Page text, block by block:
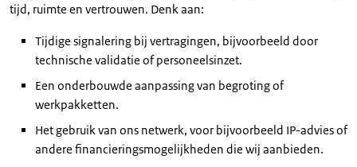
tijd, ruimte en vertrouwen. Denk aan:
Tijdige signalering bij vertragingen, bijvoorbeeld door
technische validatie of personeelsinzet.
Een onderbouwde aanpassing van begroting of
werkpakketten.
Het gebruik van ons netwerk, voor bijvoorbeeld IP-advies of
andere financieringsmogelijkheden die wij aanbieden.